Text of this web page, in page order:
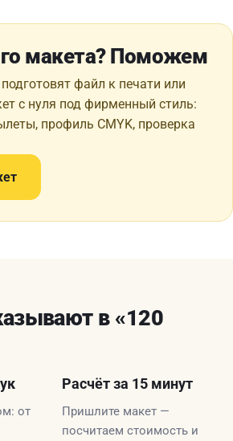
макета? Поможем
файл к печати или
с нуля под фирменный стиль:
профиль CMYK, проверка
в «120
от
Расчёт за 15 минут
Пришлите макет —
посчитаем стоимость и